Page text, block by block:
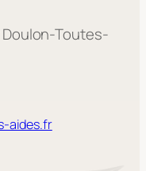
Doulon-Toutes-
aides.fr